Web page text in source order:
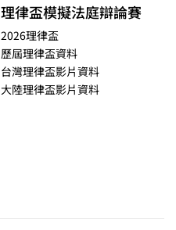
理律盃模擬法庭辯論賽
2026理律盃
歷屆理律盃資料
台灣理律盃影片資料
大陸理律盃影片資料